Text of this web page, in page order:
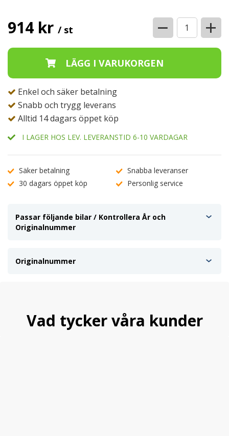
914 kr / st − +
Enkel och säker betalning
Snabb och trygg leverans
Alltid 14 dagars öppet köp
I LAGER HOS LEV. LEVERANSTID 6-10 VARDAGAR
Säker betalning
Snabba leveranser
30 dagars öppet köp
Personlig service
Passar följande bilar / Kontrollera År och
Originalnummer
Originalnummer
Vad tycker våra kunder